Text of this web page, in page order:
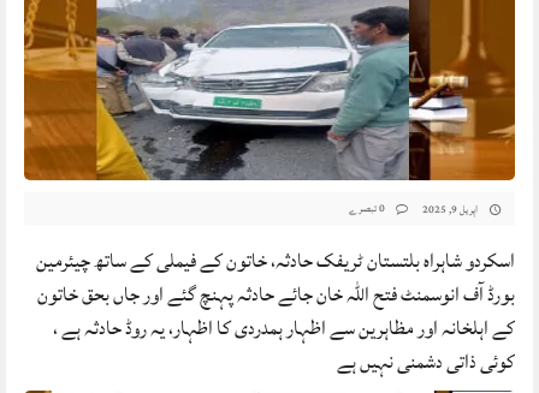
اپریل 9, 2025
اسکردو شاہراہ بلتستان ٹریفک حادثہ، خاتون کے فیملی کے ساتھ چیئرمین
بورڈ آف انوسمنٹ فتح اللہ خان جائے حادثہ پہنچ گئے اور جاں بحق خاتون
کے اہلخانہ اور مظاہرین سے اظہار ہمدردی کا اظہار، یہ روڈ حادثہ ہے ،
کوئی ذاتی دشمنی نہیں ہے